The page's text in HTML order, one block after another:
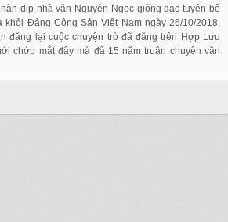
dịp nhà văn Nguyên Ngọc giõng dạc tuyên bố
khỏi Đảng Cộng Sản Việt Nam ngày 26/10/2018,
đăng lại cuộc chuyện trò đã đăng trên Hợp Lưu
chớp mắt đây mà đã 15 năm truân chuyên vận